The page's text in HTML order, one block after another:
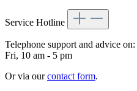
Service Hotline
Telephone support and advice on:
Fri, 10 am - 5 pm
Or via ourcontact form.